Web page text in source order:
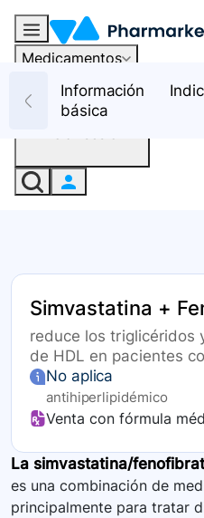
Medicamentos
RecursosInformación
básica
Simvastatina +
reduce los triglicéridos
de HDL en pacientes
No aplica
antihiperlipidémico
Venta con fórmula
La simvastatina/
es una combinación de
principalmente para tratar